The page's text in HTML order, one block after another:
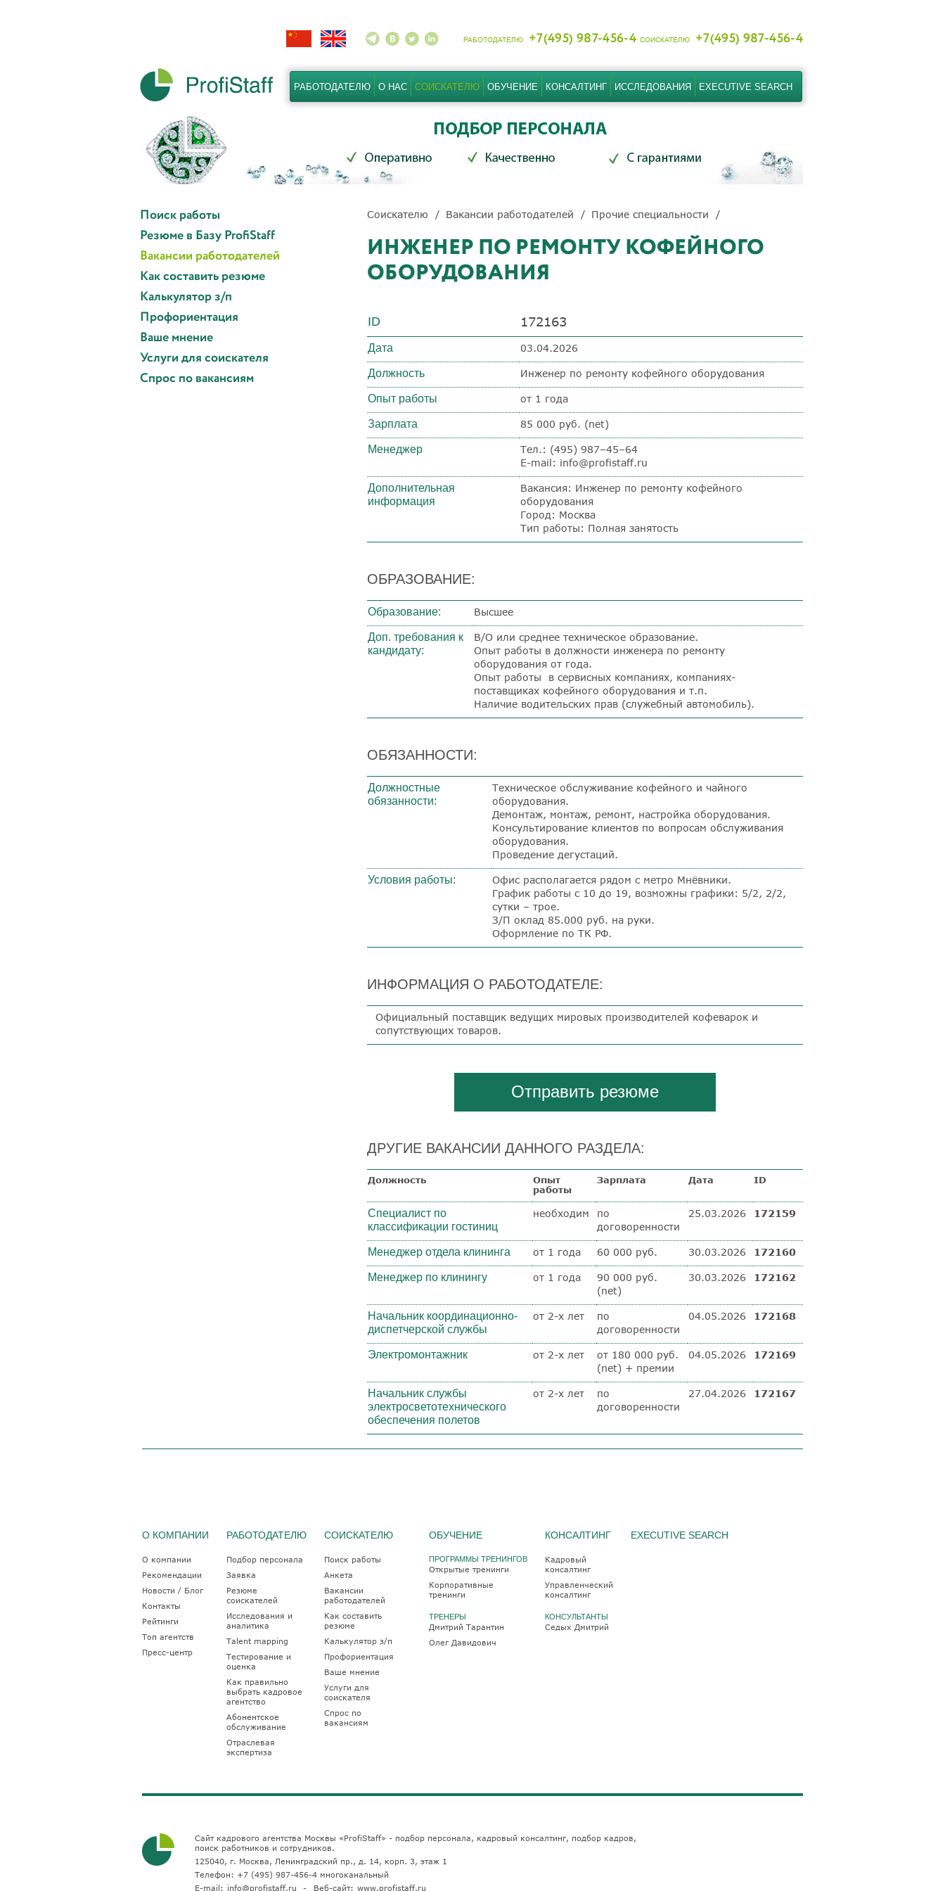
РАБОТОДАТЕЛЮ +7(495) 987-456-4 СОИСКАТЕЛЮ +7(495) 987-456-4
РАБОТОДАТЕЛЮ О НАС СОИСКАТЕЛЮ ОБУЧЕНИЕ КОНСАЛТИНГ ИССЛЕДОВАНИЯ EXECUTIVE SEARCH
Поиск работы
Резюме в Базу ProfiStaff
Вакансии работодателей
Как составить резюме
Калькулятор з/п
Профориентация
Ваше мнение
Услуги для соискателя
Спрос по вакансиям
Соискателю Вакансии работодателей Прочие специальности
ИНЖЕНЕР ПО РЕМОНТУ КОФЕЙНОГО
ОБОРУДОВАНИЯ
ID 172163
Дата 03.04.2026
Должность Инженер по ремонту кофейного оборудования
Опыт работы от 1 года
Зарплата 85 000 руб. (net)
Менеджер
Тел.: (495) 987–45–64
E-mail: info@profistaff.ru
Дополнительная
информация
Вакансия: Инженер по ремонту кофейного
оборудования
Город: Москва
Тип работы: Полная занятость
ОБРАЗОВАНИЕ:
Образование: Высшее
Доп. требования к
кандидату:
В/О или среднее техническое образование.
Опыт работы в должности инженера по ремонту
оборудования от года.
Опыт работы в сервисных компаниях, компаниях-
поставщиках кофейного оборудования и т.п.
Наличие водительских прав (служебный автомобиль).
ОБЯЗАННОСТИ:
Должностные
обязанности:
Техническое обслуживание кофейного и чайного
оборудования.
Демонтаж, монтаж, ремонт, настройка оборудования.
Консультирование клиентов по вопросам обслуживания
оборудования.
Проведение дегустаций.
Условия работы:
Офис располагается рядом с метро Мнёвники.
График работы с 10 до 19, возможны графики: 5/2, 2/2,
сутки – трое.
З/П оклад 85.000 руб. на руки.
Оформление по ТК РФ.
ИНФОРМАЦИЯ О РАБОТОДАТЕЛЕ:
Официальный поставщик ведущих мировых производителей кофеварок и
сопутствующих товаров.
Отправить резюме
ДРУГИЕ ВАКАНСИИ ДАННОГО РАЗДЕЛА:
Должность
Опыт
работы
Зарплата Дата ID
Специалист по
классификации гостиниц
необходим
по
договоренности
25.03.2026 172159
Менеджер отдела клининга от 1 года 60 000 руб. 30.03.2026 172160
Менеджер по клинингу от 1 года
90 000 руб.
(net)
30.03.2026 172162
Начальник координационно-
диспетчерской службы
от 2-х лет
по
договоренности
04.05.2026 172168
Электромонтажник от 2-х лет
от 180 000 руб.
(net) + премии
04.05.2026 172169
Начальник службы
электросветотехнического
обеспечения полетов
от 2-х лет
по
договоренности
27.04.2026 172167
О КОМПАНИИ
О компании
Рекомендации
Новости / Блог
Контакты
Рейтинги
Топ агентств
Пресс-центр
РАБОТОДАТЕЛЮ
Подбор персонала
Заявка
Резюме
соискателей
Исследования и
аналитика
Talent mapping
Тестирование и
оценка
Как правильно
выбрать кадровое
агентство
Абонентское
обслуживание
Отраслевая
экспертиза
СОИСКАТЕЛЮ
Поиск работы
Анкета
Вакансии
работодателей
Как составить
резюме
Калькулятор з/п
Профориентация
Ваше мнение
Услуги для
соискателя
Спрос по
вакансиям
ОБУЧЕНИЕ
ПРОГРАММЫ ТРЕНИНГОВ
Открытые тренинги
Корпоративные
тренинги
ТРЕНЕРЫ
Дмитрий Тарантин
Олег Давидович
КОНСАЛТИНГ
Кадровый
консалтинг
Управленческий
консалтинг
КОНСУЛЬТАНТЫ
Седых Дмитрий
EXECUTIVE SEARCH
Сайт кадрового агентства Москвы «ProfiStaff» - подбор персонала, кадровый консалтинг, подбор кадров,
поиск работников и сотрудников.
125040, г. Москва, Ленинградский пр., д. 14, корп. 3, этаж 1
Телефон: +7 (495) 987-456-4 многоканальный
E-mail: info@profistaff.ru Веб-сайт: www.profistaff.ru